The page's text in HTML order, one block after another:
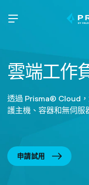
雲端工作
透過 Prisma® Cloud，
護主機、容器和無伺服
申請試用